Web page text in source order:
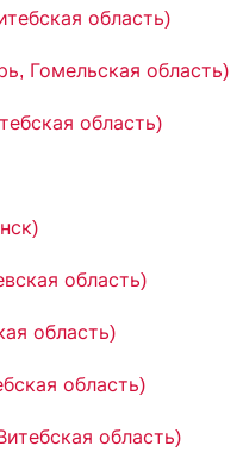
область)
Гомельская область)
область)
область)
область)
область)
область)